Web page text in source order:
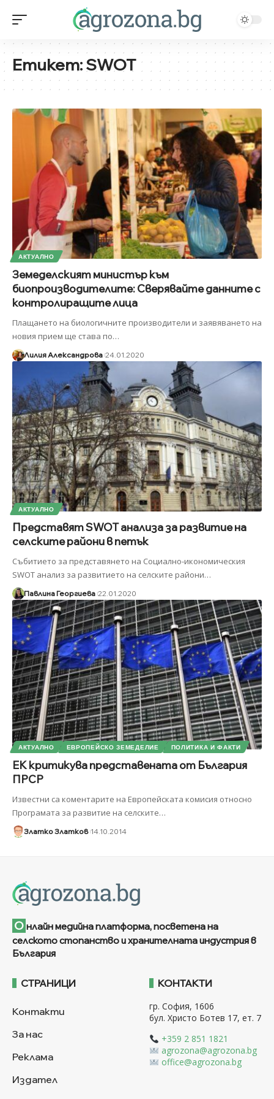
Етикет:SWOT
АКТУАЛНО
Земеделският министър към
биопроизводителите: Сверявайте данните с
контролиращите лица
Плащането на биологичните производители и заявяването на
новия прием ще става по…
Лилия Александрова 24.01.2020
АКТУАЛНО
Представят SWOT анализа за развитие на
селските райони в петък
Събитието за представянето на Социално-икономическия
SWOT анализ за развитието на селските райони…
Павлина Георгиева 22.01.2020
АКТУАЛНО ЕВРОПЕЙСКО ЗЕМЕДЕЛИЕ ПОЛИТИКА И ФАКТИ
ЕК критикува представената от България
ПРСР
Известни са коментарите на Европейската комисия относно
Програмата за развитие на селските…
Златко Златков 14.10.2014
О нлайн медийна платформа, посветена на
селското стопанство и хранителната индустрия в
България
СТРАНИЦИ
Контакти
За нас
Реклама
Издател
КОНТАКТИ
гр. София, 1606
бул. Христо Ботев 17, ет. 7
+359 2 851 1821
agrozona@agrozona.bg
office@agrozona.bg